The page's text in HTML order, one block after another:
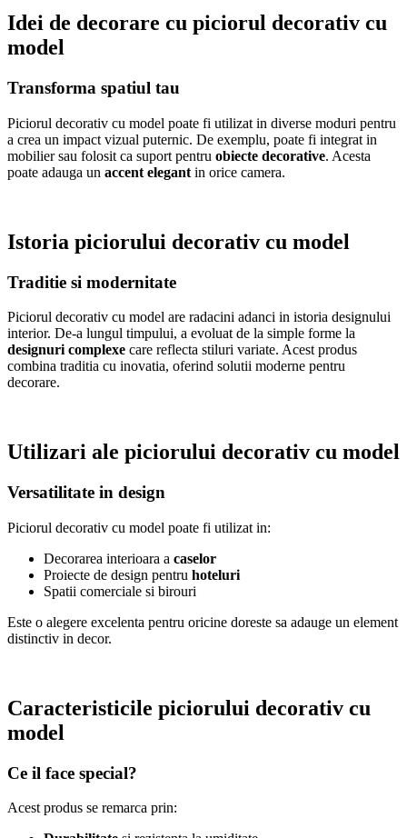
Idei de decorare cu piciorul decorativ cu
model
Transforma spatiul tau
Piciorul decorativ cu model poate fi utilizat in diverse moduri pentru
a crea un impact vizual puternic. De exemplu, poate fi integrat in
mobilier sau folosit ca suport pentru obiecte decorative. Acesta
poate adauga un accent elegant in orice camera.
Istoria piciorului decorativ cu model
Traditie si modernitate
Piciorul decorativ cu model are radacini adanci in istoria designului
interior. De-a lungul timpului, a evoluat de la simple forme la
designuri complexe care reflecta stiluri variate. Acest produs
combina traditia cu inovatia, oferind solutii moderne pentru
decorare.
Utilizari ale piciorului decorativ cu model
Versatilitate in design
Piciorul decorativ cu model poate fi utilizat in:
Decorarea interioara a caselor
Proiecte de design pentru hoteluri
Spatii comerciale si birouri
Este o alegere excelenta pentru oricine doreste sa adauge un element
distinctiv in decor.
Caracteristicile piciorului decorativ cu
model
Ce il face special?
Acest produs se remarca prin: